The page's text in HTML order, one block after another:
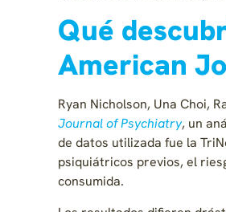
Qué
American
Ryan Nicholson, Una Choi,
Journal of Psychiatry, un
de datos utilizada fue la
psiquiátricos previos, el
consumida.